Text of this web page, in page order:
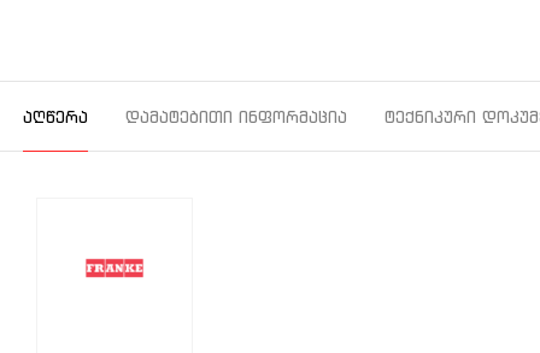
ᲐᲦᲬᲔᲠᲐ ᲓᲐᲛᲐᲢᲔᲑᲘᲗᲘ ᲘᲜᲤᲝᲠᲛᲐᲪᲘᲐ ᲢᲔᲥᲜᲘᲙᲣᲠᲘ